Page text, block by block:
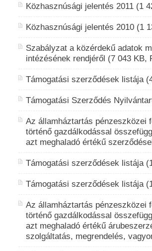
Közhasznúsági jelentés 2011 (1
Közhasznúsági jelentés 2010 (1
Szabályzat a közérdekű adatok
intézésének rendjéről (7 043 KB,
Támogatási szerződések listája
Támogatási Szerződés
Az államháztartás pénzeszközei
történő gazdálkodással
azt meghaladó értékű
Támogatási szerződések listája
Támogatási szerződések listája
Az államháztartás pénzeszközei
történő gazdálkodással
azt meghaladó értékű
szolgáltatás, megrendelés,